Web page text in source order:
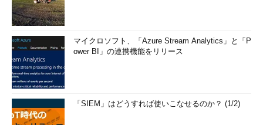
正解：b、d
解説
前回の宿題にした問題です。シノニムはオブジェクトに付け
る別名です。同じものを指し示すなら、長く複雑な名前よりも
うに考えてオブジェクト名を宣言すればよいのですが、別のユ
ーザーが所有するオブジェクトの場合は「所有者名.オブジェ
マイクロソフト、「Azure Stream Analytics」と「P
ower BI」の連携機能をリリース
「SIEM」はどうすれば使いこなせるのか？ (1/2)